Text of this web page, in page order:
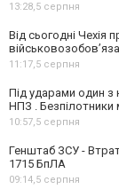
13:28,5 серпня
Від сьогодні Чехія
11:17,5 серпня
Під ударами один з
НПЗ . Безпілотники
10:57,5 серпня
Генштаб ЗСУ -
1715 БпЛА
09:14,5 серпня